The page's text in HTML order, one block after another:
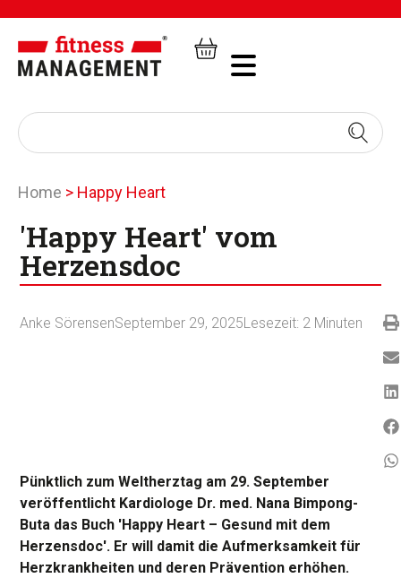
Home > Happy Heart
'Happy Heart' vom
Herzensdoc
Anke SörensenSeptember 29, 2025Lesezeit: 2 Minuten
Pünktlich zum Weltherztag am 29. September
veröffentlicht Kardiologe Dr. med. Nana Bimpong-
Buta das Buch 'Happy Heart – Gesund mit dem
Herzensdoc'. Er will damit die Aufmerksamkeit für
Herzkrankheiten und deren Prävention erhöhen.